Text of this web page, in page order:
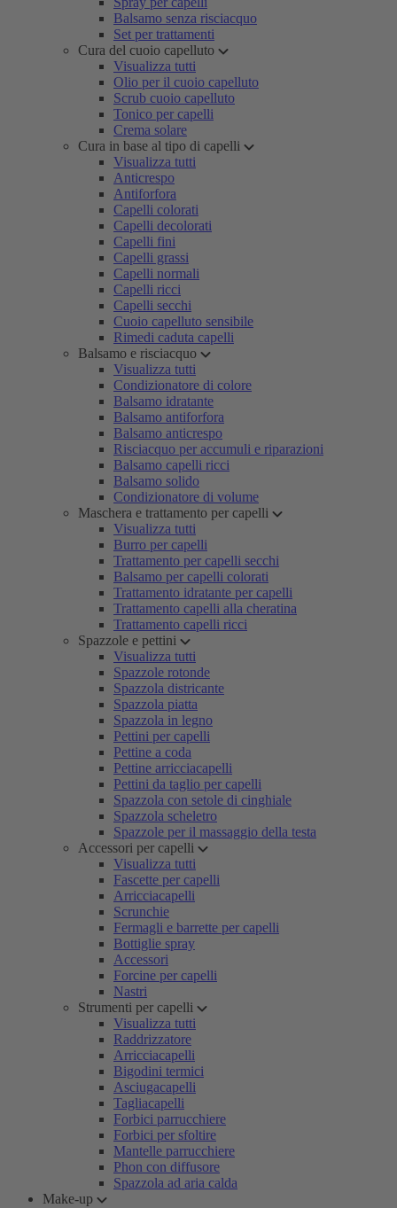
Balsamo senza risciacquo
Set per trattamenti
Cura del cuoio capelluto
Visualizza tutti
Olio per il cuoio capelluto
Scrub cuoio capelluto
Tonico per capelli
Crema solare
Cura in base al tipo di capelli
Visualizza tutti
Anticrespo
Antiforfora
Capelli colorati
Capelli decolorati
Capelli fini
Capelli grassi
Capelli normali
Capelli ricci
Capelli secchi
Cuoio capelluto sensibile
Rimedi caduta capelli
Balsamo e risciacquo
Visualizza tutti
Condizionatore di colore
Balsamo idratante
Balsamo antiforfora
Balsamo anticrespo
Risciacquo per accumuli e riparazioni
Balsamo capelli ricci
Balsamo solido
Condizionatore di volume
Maschera e trattamento per capelli
Visualizza tutti
Burro per capelli
Trattamento per capelli secchi
Balsamo per capelli colorati
Trattamento idratante per capelli
Trattamento capelli alla cheratina
Trattamento capelli ricci
Spazzole e pettini
Visualizza tutti
Spazzole rotonde
Spazzola districante
Spazzola piatta
Spazzola in legno
Pettini per capelli
Pettine a coda
Pettine arricciacapelli
Pettini da taglio per capelli
Spazzola con setole di cinghiale
Spazzola scheletro
Spazzole per il massaggio della testa
Accessori per capelli
Visualizza tutti
Fascette per capelli
Arricciacapelli
Scrunchie
Fermagli e barrette per capelli
Bottiglie spray
Accessori
Forcine per capelli
Nastri
Strumenti per capelli
Visualizza tutti
Raddrizzatore
Arricciacapelli
Bigodini termici
Asciugacapelli
Tagliacapelli
Forbici parrucchiere
Forbici per sfoltire
Mantelle parrucchiere
Phon con diffusore
Spazzola ad aria calda
Make-up